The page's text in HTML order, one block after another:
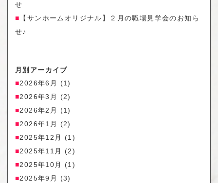
せ
【サンホームオリジナル】２月の職場見学会のお知ら
せ♪
月別アーカイブ
2026年6月
(1)
2026年3月
(2)
2026年2月
(1)
2026年1月
(2)
2025年12月
(1)
2025年11月
(2)
2025年10月
(1)
2025年9月
(3)